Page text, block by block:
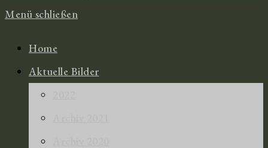
Menü schließen
Home
Aktuelle Bilder